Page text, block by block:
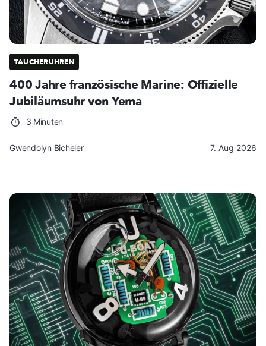
TAUCHERUHREN
400 Jahre französische Marine: Offizielle
Jubiläumsuhr von Yema
3 Minuten
Gwendolyn Bicheler 7. Aug 2026